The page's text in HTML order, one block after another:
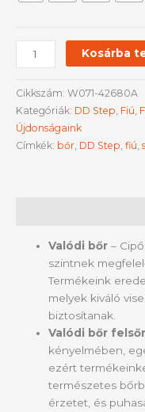
Kosárba
Cikkszám: W071-42680A
Kategóriák: DD Step Fiú
Újdonságaink
Címkék: bőr DD Step fiú
Valódi bőr–
szintnek
Termékeink
melyek kiváló
biztosítanak.
Valódi bőr
kényelmében,
ezért
természetes
érzetet, és